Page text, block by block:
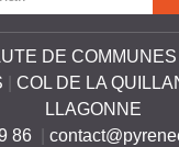
DE
COL DE LA
LLAGONNE
86